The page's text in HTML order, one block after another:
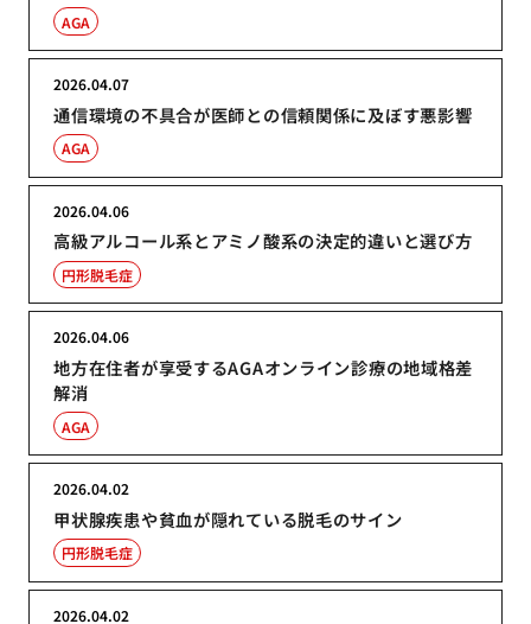
AGA
通信環境の不具合が医師との信頼関係に及ぼす悪影響
2026.04.07
AGA
高級アルコール系とアミノ酸系の決定的違いと選び方
2026.04.06
円形脱毛症
地方在住者が享受するAGAオンライン診療の地域格差
解消
2026.04.06
AGA
甲状腺疾患や貧血が隠れている脱毛のサイン
2026.04.02
円形脱毛症
2026.04.02